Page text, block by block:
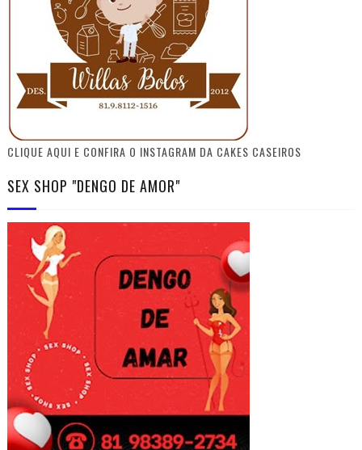
CLIQUE AQUI E CONFIRA O INSTAGRAM DA CAKES CASEIROS
SEX SHOP "DENGO DE AMOR"